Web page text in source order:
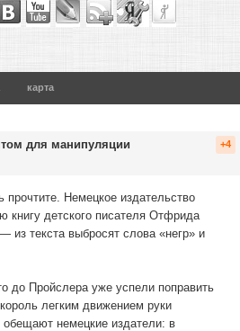
карта
для манипуляции +4
Немецкое издательство
книгу детского писателя Отфрида
текста выбросят слова «негр» и
до Пройслера уже успели поправить
легким движением руки
немецкие издатели: в